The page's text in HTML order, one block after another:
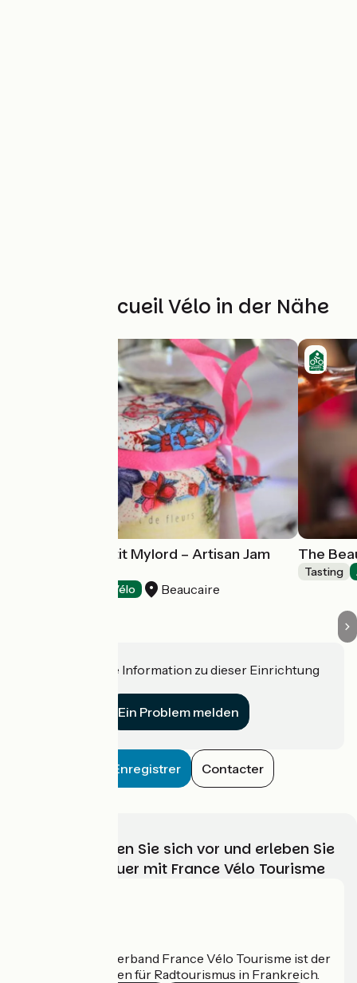
Weitere Accueil Vélo in der Nähe
Domaine du Petit Mylord – Artisan Jam
Accueil Vélo Beaucaire
The
Tasting
Haben Sie eine Information zu dieser Einrichtung
Ein Problem melden
Enregistrer Contacter
Wählen, bereiten Sie sich vor und erleben Sie
Ihr Radabenteuer mit France Vélo Tourisme
Der nationale Verband France Vélo Tourisme ist der
offizielle Leitfaden für Radtourismus in Frankreich.